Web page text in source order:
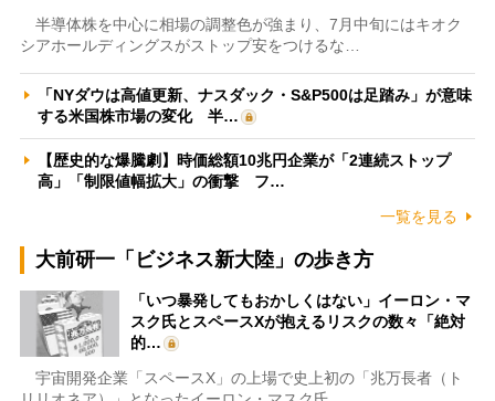
半導体株を中心に相場の調整色が強まり、7月中旬にはキオク
シアホールディングスがストップ安をつけるな…
「NYダウは高値更新、ナスダック・S&P500は足踏み」が意味
する米国株市場の変化 半…
【歴史的な爆騰劇】時価総額10兆円企業が「2連続ストップ
高」「制限値幅拡大」の衝撃 フ…
一覧を見る
大前研一「ビジネス新大陸」の歩き方
「いつ暴発してもおかしくはない」イーロン・マ
スク氏とスペースXが抱えるリスクの数々「絶対
的…
宇宙開発企業「スペースX」の上場で史上初の「兆万長者（ト